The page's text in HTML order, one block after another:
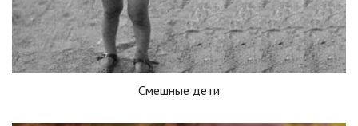
Смешные дети